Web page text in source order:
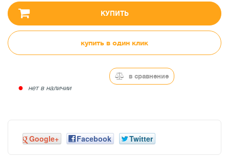
КУПИТЬ
купить в один клик
● нет в наличии
в сравнение
Google+ Facebook Twitter